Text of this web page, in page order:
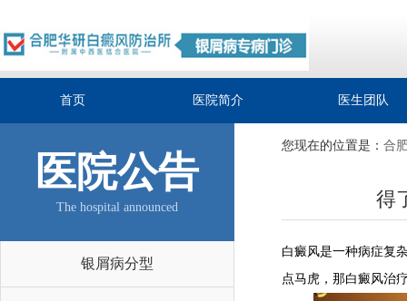
首页 医院简介 医生团队
医院公告
The hospital announced
银屑病分型
您现在的位置是： 合
得
白癜风是一种病症复
点马虎，那白癜风治